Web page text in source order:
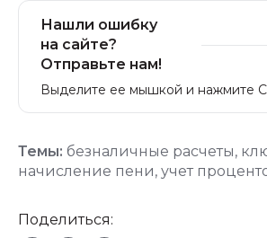
Нашли ошибку
на сайте?
Отправьте нам!
Выделите ее мышкой и нажмите
Темы: безналичные расчеты,
начисление пени, учет
Поделиться: